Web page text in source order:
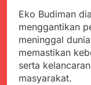
Eko Budiman
menggantikan
meninggal
memastikan
serta
masyarakat.